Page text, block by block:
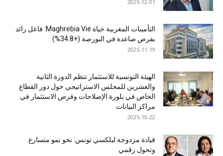
2025-12-01
التأمينات المغربية حياة Maghrebia Vie: فاعل رائد
بفرص صاعدة في البورصة (+34.8%)
2025-11-19
الهيئة التونسية للاستثمار تنظم الدورة الثانية
والعشرين للمجلس الاستراتيجي حول دور القطاع
الخاص في بلورة الإصلاحات وفرص الاستثمار في
مراكز البيانات
2025-10-22
قيادة مزدوجة لبلكسي تونس: نحو نمو متسارع
وتحول رقمي